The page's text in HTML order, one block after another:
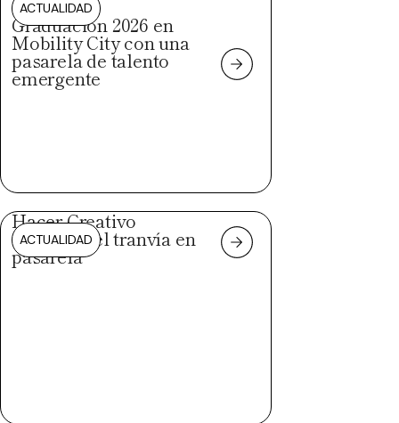
ACTUALIDAD
celebra su
Graduación 2026 en
Mobility City con una
pasarela de talento
emergente
ACTUALIDAD
Hacer Creativo
convierte el tranvía en
pasarela